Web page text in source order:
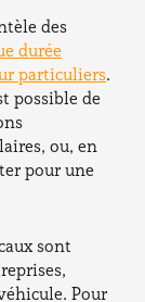
des
durée
particuliers.
possible de
ou, en
pour une
sont
Pour